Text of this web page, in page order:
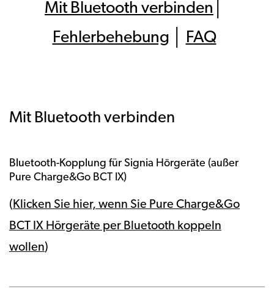
Mit Bluetooth verbinden
Fehlerbehebung
FAQ
Mit Bluetooth verbinden
Bluetooth-Kopplung für Signia Hörgeräte (außer
Pure Charge&Go BCT IX)
(Klicken Sie hier, wenn Sie Pure Charge&Go
BCT IX Hörgeräte per Bluetooth koppeln
wollen)